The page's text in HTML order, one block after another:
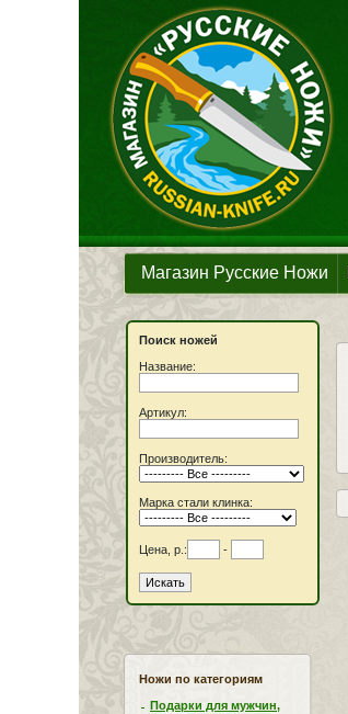
Магазин Русские Ножи
Поиск ножей
Название:
Артикул:
Производитель:
Марка стали клинка:
Цена, р.: -
Ножи по категориям
Подарки для мужчин,